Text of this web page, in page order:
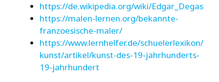
https://de.wikipedia.org/wiki/Edgar_Degas
https://malen-lernen.org/bekannte-
franzoesische-maler/
https://www.lernhelfer.de/schuelerlexikon/
kunst/artikel/kunst-des-19-jahrhunderts-
19-jahrhundert